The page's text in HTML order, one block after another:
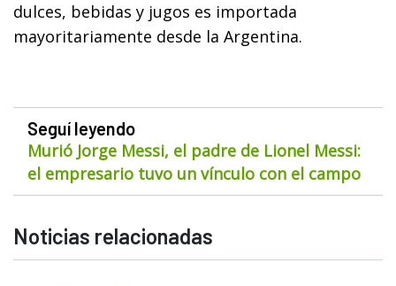
dulces, bebidas y jugos es importada
mayoritariamente desde la Argentina.
Seguí leyendo
Murió Jorge Messi, el padre de Lionel Messi:
el empresario tuvo un vínculo con el campo
Noticias relacionadas